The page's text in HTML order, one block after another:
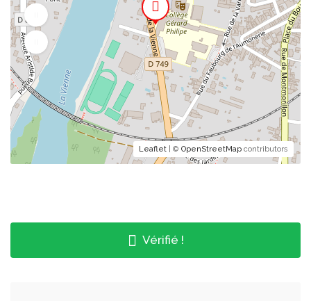
Leaflet | © OpenStreetMap contributors
Vérifié !